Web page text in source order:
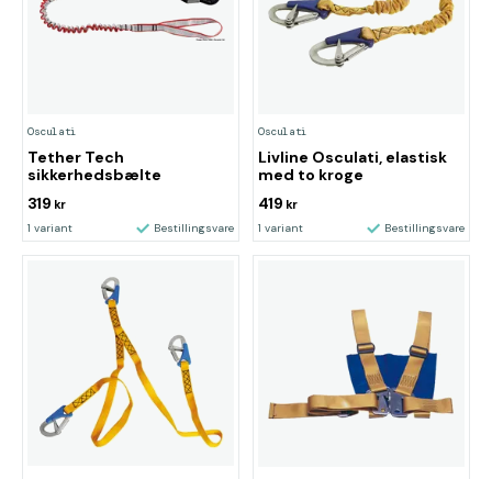
Osculati
Tether Tech
sikkerhedsbælte
319 kr
1 variant Bestillingsvare
Osculati
Livline Osculati, elastisk
med to kroge
419 kr
1 variant Bestillingsvare